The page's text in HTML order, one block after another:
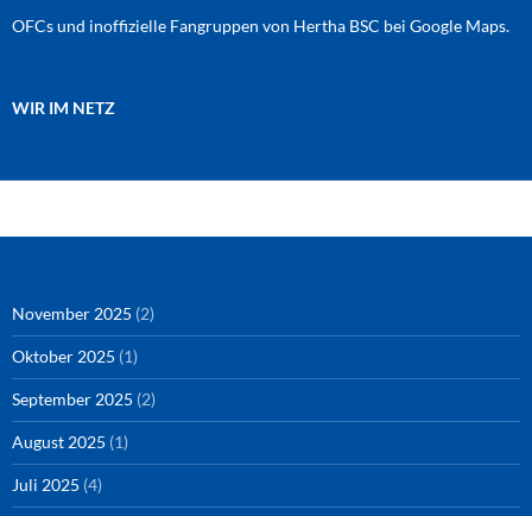
OFCs und inoffizielle Fangruppen von Hertha BSC bei Google Maps.
WIR IM NETZ
November 2025 (2)
Oktober 2025 (1)
September 2025 (2)
August 2025 (1)
Juli 2025 (4)